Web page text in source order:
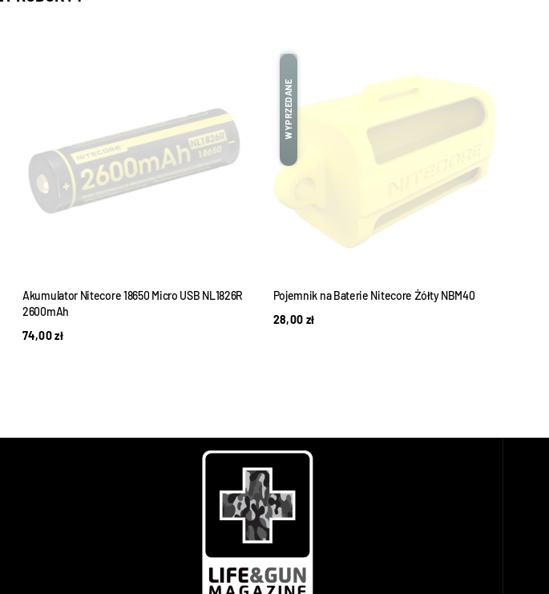
Akumulator Nitecore 18650 Micro USB NL1826R
2600mAh
74,00zł
WYPRZEDANE
Pojemnik na Baterie Nitecore Żółty NBM40
28,00 zł